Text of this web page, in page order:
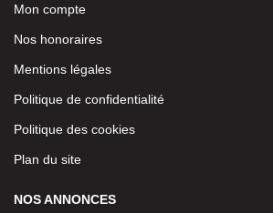
Mon compte
Nos honoraires
Mentions légales
Politique de confidentialité
Politique des cookies
Plan du site
NOS ANNONCES